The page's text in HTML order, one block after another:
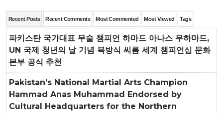
Recent Posts Recent Comments Most Commented Most Viewed Tags
파키스탄 국가대표 무술 챔피언 하마드 아나스 무하마드,
UN 국제 청년의 날 기념 북방식 씨름 세계 챔피언십 문화
본부 공식 추천
Pakistan’s National Martial Arts Champion
Hammad Anas Muhammad Endorsed by
Cultural Headquarters for the Northern